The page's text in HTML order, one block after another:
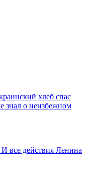
хлеб спас
знал о неизбежном
все действия Ленина